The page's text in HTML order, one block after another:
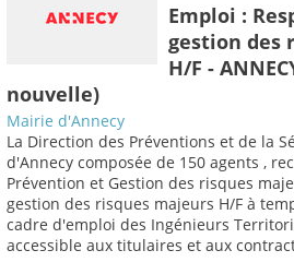
Emploi :
gestion des
H/F -
nouvelle)
Mairie d'Annecy
La Direction des Préventions et de la
d'Annecy composée de 150 agents ,
Prévention et Gestion des risques
gestion des risques majeurs H/F à
cadre d'emploi des Ingénieurs
accessible aux titulaires et aux